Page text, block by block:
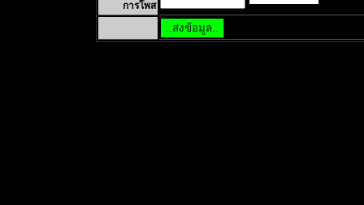
การโพส